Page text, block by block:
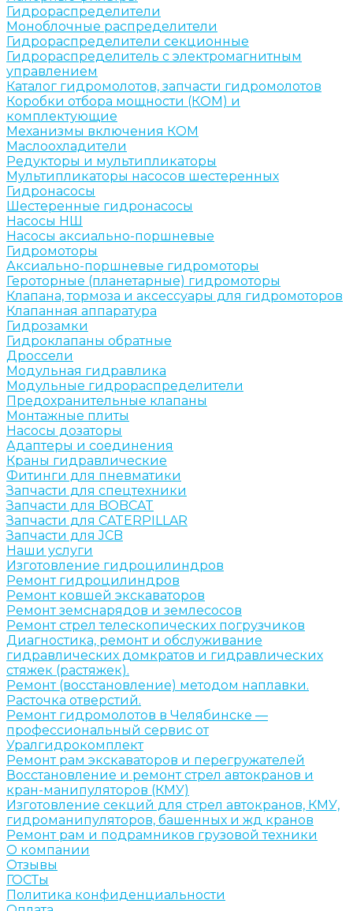
Гидрораспределители
Моноблочные распределители
Гидрораспределители секционные
Гидрораспределитель с электромагнитным
управлением
Каталог гидромолотов, запчасти гидромолотов
Коробки отбора мощности (КОМ) и
комплектующие
Механизмы включения КОМ
Маслоохладители
Редукторы и мультипликаторы
Мультипликаторы насосов шестеренных
Гидронасосы
Шестеренные гидронасосы
Насосы НШ
Насосы аксиально-поршневые
Гидромоторы
Аксиально-поршневые гидромоторы
Героторные (планетарные) гидромоторы
Клапана, тормоза и аксессуары для гидромоторов
Клапанная аппаратура
Гидрозамки
Гидроклапаны обратные
Дроссели
Модульная гидравлика
Модульные гидрораспределители
Предохранительные клапаны
Монтажные плиты
Насосы дозаторы
Адаптеры и соединения
Краны гидравлические
Фитинги для пневматики
Запчасти для спецтехники
Запчасти для BOBCAT
Запчасти для CATERPILLAR
Запчасти для JCB
Наши услуги
Изготовление гидроцилиндров
Ремонт гидроцилиндров
Ремонт ковшей экскаваторов
Ремонт земснарядов и землесосов
Ремонт стрел телескопических погрузчиков
Диагностика, ремонт и обслуживание
гидравлических домкратов и гидравлических
стяжек (растяжек).
Ремонт (восстановление) методом наплавки.
Расточка отверстий.
Ремонт гидромолотов в Челябинске —
профессиональный сервис от
Уралгидрокомплект
Ремонт рам экскаваторов и перегружателей
Восстановление и ремонт стрел автокранов и
кран-манипуляторов (КМУ)
Изготовление секций для стрел автокранов, КМУ,
гидроманипуляторов, башенных и жд кранов
Ремонт рам и подрамников грузовой техники
О компании
Отзывы
ГОСТы
Политика конфиденциальности